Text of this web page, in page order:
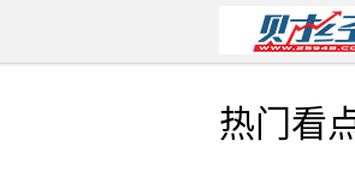
热门看